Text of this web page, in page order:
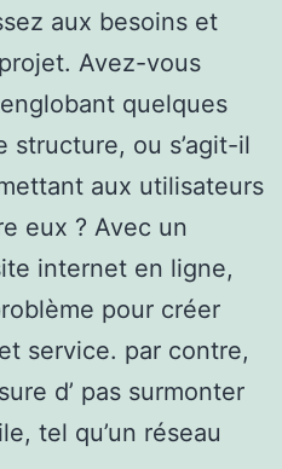
aux besoins et
Avez-vous
quelques
structure, ou s’agit-il
aux utilisateurs
eux ? Avec un
internet en ligne,
pour créer
service. par contre,
d’ pas surmonter
tel qu’un réseau